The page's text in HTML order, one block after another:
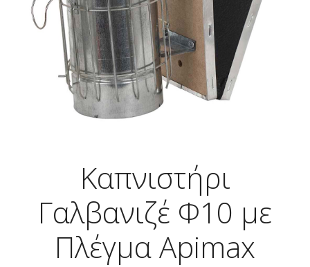
Καπνιστήρι
Γαλβανιζέ Φ10 με
Πλέγμα Apimax